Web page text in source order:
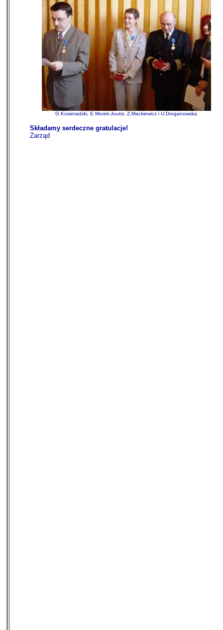
G.Kosieradzki, E.Morek-Joutsi, Z.Mackiewicz i U.Droganowska
Składamy serdeczne gratulacje!
Zarząd